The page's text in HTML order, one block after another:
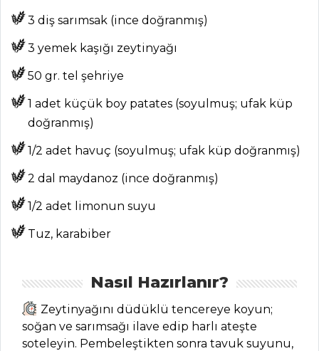
ANASAYFA
Aktüel
Chefs
Haber
ŞEFİN TARİFLERİ
Tüm
Kategoriler
HAMUR İŞLERI
3 diş sarımsak (ince doğranmış)
3 yemek kaşığı zeytinyağı
50 gr. tel şehriye
1 adet küçük boy patates (soyulmuş; ufak küp
doğranmış)
1/2 adet havuç (soyulmuş; ufak küp doğranmış)
2 dal maydanoz (ince doğranmış)
1/2 adet limonun suyu
Tuz, karabiber
Nasıl Hazırlanır?
Zeytinyağını düdüklü tencereye koyun;
soğan ve sarımsağı ilave edip harlı ateşte
soteleyin. Pembeleştikten sonra tavuk suyunu,